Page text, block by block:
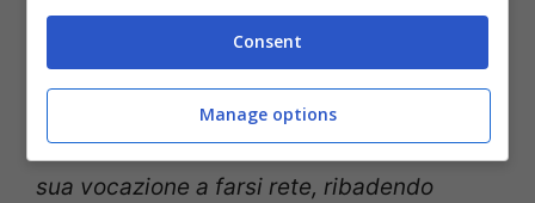
del Trentino e di Trento.
Entusiasta e positiva Chiara Biondani,
presidente dell’Associazione TIJ: “
nel 2014 TrentinoInJazz conferma la
sua vocazione a farsi rete, ribadendo
Consent
Manage options